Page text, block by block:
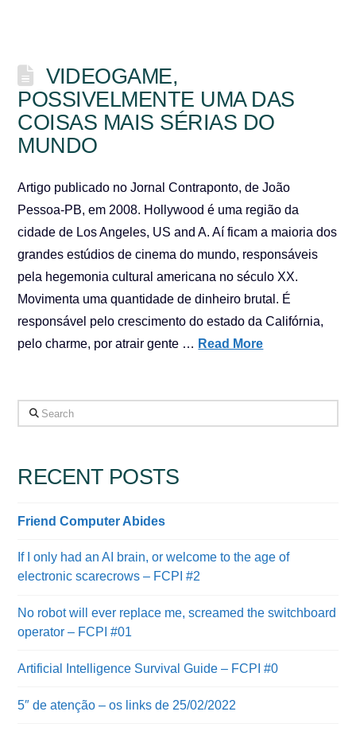
VIDEOGAME,
POSSIVELMENTE UMA DAS
COISAS MAIS SÉRIAS DO
MUNDO
Artigo publicado no Jornal Contraponto, de João
Pessoa-PB, em 2008. Hollywood é uma região da
cidade de Los Angeles, US and A. Aí ficam a maioria dos
grandes estúdios de cinema do mundo, responsáveis
pela hegemonia cultural americana no século XX.
Movimenta uma quantidade de dinheiro brutal. É
responsável pelo crescimento do estado da Califórnia,
pelo charme, por atrair gente … Read More
Search
RECENT POSTS
Friend Computer Abides
If I only had an AI brain, or welcome to the age of
electronic scarecrows – FCPI #2
No robot will ever replace me, screamed the switchboard
operator – FCPI #01
Artificial Intelligence Survival Guide – FCPI #0
5″ de atenção – os links de 25/02/2022